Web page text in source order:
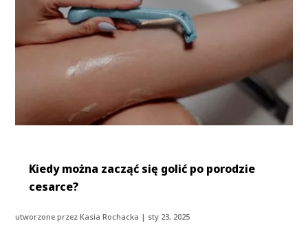
Kiedy można zacząć się golić po porodzie
cesarce?
utworzone przezKasia Rochacka | sty 23, 2025